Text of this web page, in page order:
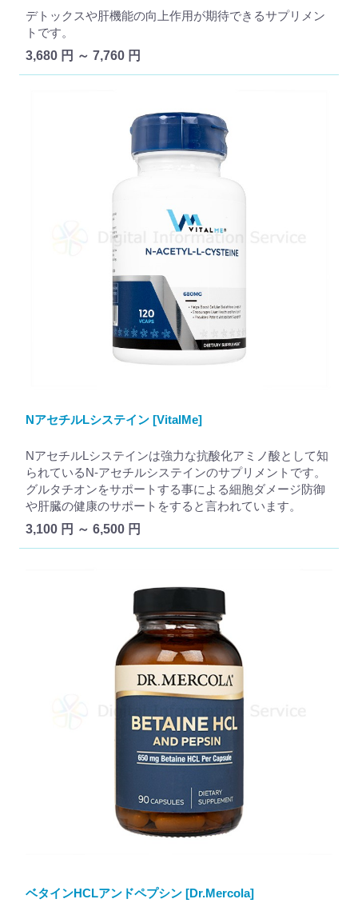
デトックスや肝機能の向上作用が期待できるサプリメン
トです。
3,680 円 ～ 7,760 円
NアセチルLシステイン [VitalMe]
NアセチルLシステインは強力な抗酸化アミノ酸として知
られているN-アセチルシステインのサプリメントです。
グルタチオンをサポートする事による細胞ダメージ防御
や肝臓の健康のサポートをすると言われています。
3,100 円 ～ 6,500 円
ベタインHCLアンドペプシン [Dr.Mercola]